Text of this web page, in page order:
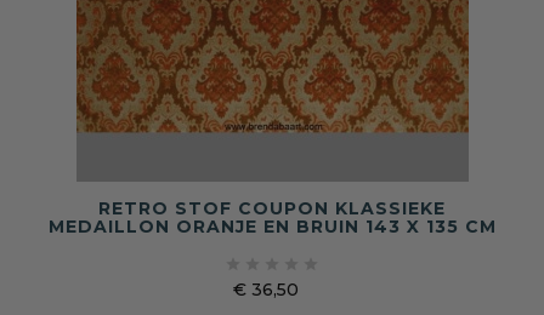
RETRO STOF COUPON KLASSIEKE
MEDAILLON ORANJE EN BRUIN 143 X 135 CM
€ 36,50